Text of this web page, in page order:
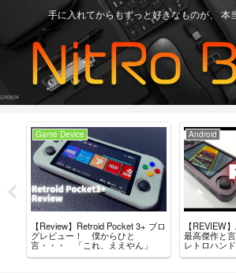
手に入れてからもずっと好きなものが、
Game Device
【Review】Retroid Pocket 3+ ブロ
グレビュー！ 僕からひと
言・・・ 「これ、ええやん」
Android
【REVIEW
最高傑作と
レトロハン